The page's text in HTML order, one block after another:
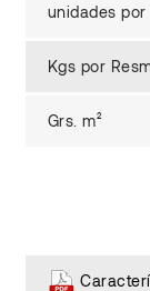
unidades
Kgs por
Grs. m²